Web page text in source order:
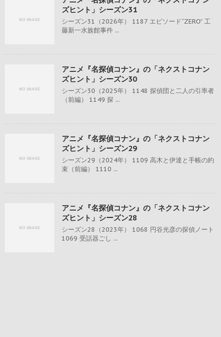
ズヒント」シーズン31
シーズン31（2026年） 1187 エピソード“ZERO” 工
藤新一水族館事件 ...
アニメ『名探偵コナン』の「ネクストコナン
ズヒント」シーズン30
シーズン30（2025年） 1148 探偵団と二人の引率者
（前編） 1149 探 ...
アニメ『名探偵コナン』の「ネクストコナン
ズヒント」シーズン29
シーズン29（2024年） 1109 高木と伊達と手帳の約
束（前編） 1110 ...
アニメ『名探偵コナン』の「ネクストコナン
ズヒント」シーズン28
シーズン28（2023年） 1068 円谷光彦の探偵ノート
1069 受話器ごし ...